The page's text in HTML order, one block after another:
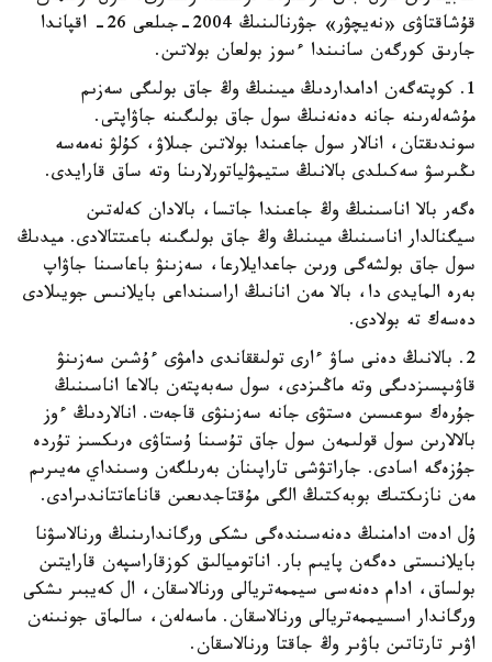
قۇشاقتاۋى «نەيچۋر» جۋرنالىنىڭ 2004-جىلعى 26- اقپاندا
جارىق كورگەن سانىندا ءسوز بولعان بولاتىن.
1. كوپتەگەن ادامداردىڭ ميىنىڭ وڭ جاق بولىگى سەزىم
مۇشەلەرىنە جانە دەنەنىڭ سول جاق بولىگىنە جاۋاپتى.
سوندىقتان، انالار سول جاعىندا بولاتىن جىلاۋ، كۇلۋ نەمەسە
ىڭىرسۋ سەكىلدى بالانىڭ ستيمۋلياتورلارىنا وتە ساق قارايدى.
ەگەر بالا اناسىنىڭ وڭ جاعىندا جاتسا، بالادان كەلەتىن
سيگنالدار اناسىنىڭ ميىنىڭ وڭ جاق بولىگىنە باعىتتالادى. ميدىڭ
سول جاق بولشەگى ورىن جاعدايلارعا، سەزىنۋ باعاسىنا جاۋاپ
بەرە المايدى دا، بالا مەن انانىڭ اراسىنداعى بايلانىس جويىلادى
دەسەك تە بولادى.
2. بالانىڭ دەنى ساۋ ءارى تولىققاندى دامۋى ءۇشىن سەزىنۋ
قاۋىپسىزدىگى وتە ماڭىزدى، سول سەبەپتەن بالاعا اناسىنىڭ
جۇرەك سوعىسىن ەستۋى جانە سەزىنۋى قاجەت. انالاردىڭ ءوز
بالالارىن سول قولىمەن سول جاق تۇسىنا ۇستاۋى ەرىكسىز تۇردە
جۇزەگە اسادى. جاراتۋشى تاراپىنان بەرىلگەن وسىنداي مەيىرىم
مەن نازىكتىك بوبەكتىڭ الگى مۇقتاجدىعىن قاناعاتتاندىرادى.
ۇل ادەت ادامنىڭ دەنەسىندەگى ىشكى ورگاندارىنىڭ ورنالاسۋنا
بايلانىستى دەگەن پايىم بار. اناتوميالىق كوزقاراسپەن قارايتىن
بولساق، ادام دەنەسى سيممەتريالى ورنالاسقان، ال كەيبىر ىشكى
ورگاندار اسسيممەتريالى ورنالاسقان. ماسەلەن، سالماق جونىنەن
اۋىر تارتاتىن باۋىر وڭ جاقتا ورنالاسقان.